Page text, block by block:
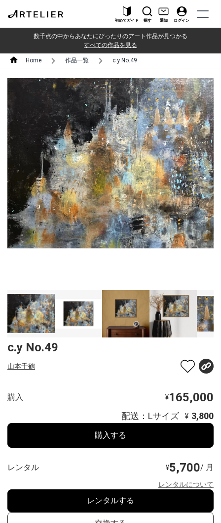
初めてガイド 探す 通知 ログイン
数千点の中からあなたにぴったりのアート作品が見つかる
すべての作品を見る
Home 作品一覧 c.y No.49
c.y No.49
山本千鶴
購入 ¥165,000
配送：Lサイズ ¥ 3,800
購入する
レンタル ¥5,700/ 月
レンタルについて
レンタルする